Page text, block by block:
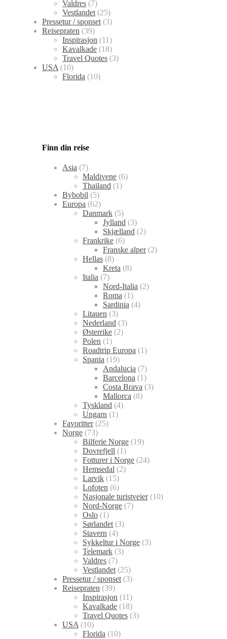
Valdres (7)
Vestlandet (25)
Pressetur / sponset (3)
Reisepraten (39)
Inspirasjon (11)
Kavalkade (18)
Travel Quotes (3)
USA (10)
Florida (10)
Finn din reise
Asia (7)
Maldivene (6)
Thailand (1)
Bybobil (5)
Europa (62)
Danmark (5)
Jylland (3)
Skjælland (2)
Frankrike (6)
Franske alper(2)
Hellas (8)
Kreta (8)
Italia (7)
Nord-Italia (2)
Roma (1)
Sardinia (4)
Litauen (3)
Nederland (3)
Østerrike (2)
Polen (1)
Roadtrip Europa (1)
Spania (19)
Andalucia (7)
Barcelona (1)
Costa Brava (3)
Mallorca (8)
Tyskland (4)
Ungarn (1)
Favoritter(25)
Norge (73)
Bilferie Norge (19)
Dovrefjell (1)
Fotturer i Norge (24)
Hemsedal (2)
Larvik (15)
Lofoten (6)
Nasjonale turistveier(10)
Nord-Norge (7)
Oslo (1)
Sørlandet (3)
Stavern (4)
Sykkeltur i Norge (3)
Telemark (3)
Valdres (7)
Vestlandet (25)
Pressetur / sponset (3)
Reisepraten (39)
Inspirasjon (11)
Kavalkade (18)
Travel Quotes (3)
USA (10)
Florida (10)